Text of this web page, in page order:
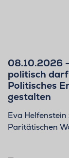
08.10.2026
politisch
Politisches
gestalten
Eva Helfenstein
Paritätischen